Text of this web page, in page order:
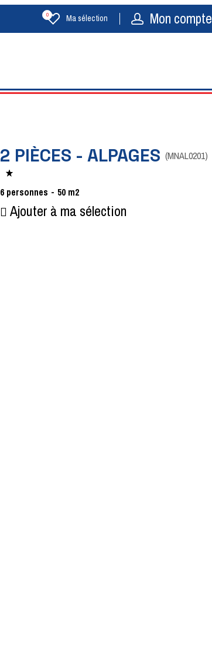
Ma sélection
0 Mon compte
2 PIÈCES - ALPAGES (MNAL0201)
6 personnes 50 m2
Ajouter à ma sélection